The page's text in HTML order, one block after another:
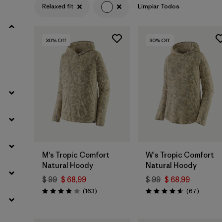
Filtrar por
Materials & Fabric
Product Family
Relaxed fit Limpiar Todos
30% Off
M's Tropic Comfort
Natural Hoody
$ 99 $ 68,99
Valoración: 3.9 / 5
(163Comentarios
)
30% Off
W's Tropic Comfort
Natural Hoody
$ 99 $ 68,99
Valoración: 4.6 / 5
(67)